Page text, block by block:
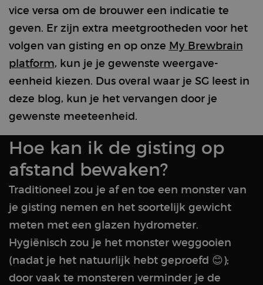
vice versa om de brouwer een indicatie te
geven. Er zijn extra meetgrootheden voor het
volgen van gisting en op onze My Brewbrain
platform, kun je je gewenste weergave-
eenheid kiezen. Dus overal waar je SG leest in
deze blog, kun je het vervangen door je
gewenste meeteenheid.
Hoe kan ik de gisting op
afstand bewaken?
Traditioneel zou je af en toe een monster van
je gisting nemen en het soortelijk gewicht
meten met een glazen hydrometer.
Hygiënisch zou je het monster weggooien
(nadat je het natuurlijk hebt geproefd 😊);
door vaak te monsteren verminder je de